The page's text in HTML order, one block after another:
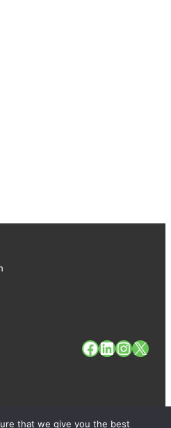
# # # #
that we give you the best